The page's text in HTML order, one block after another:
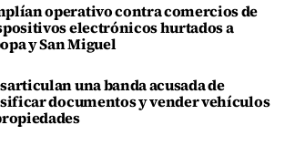
operativo contra comercios de
electrónicos hurtados a
y San Miguel
una banda acusada de
documentos y vender vehículos